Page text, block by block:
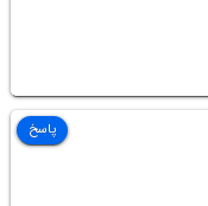
پاسخ